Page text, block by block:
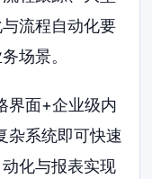
流程自动化要
场景。
界面+企业级内
杂系统即可快速
化与报表实现